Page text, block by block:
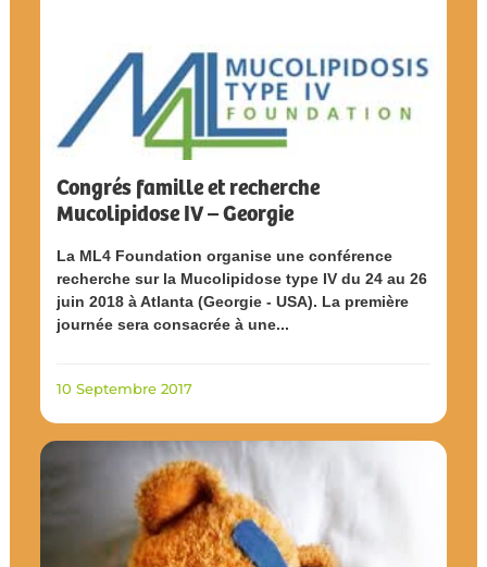
Congrés famille et recherche
Mucolipidose IV – Georgie
La ML4 Foundation organise une conférence
recherche sur la Mucolipidose type IV du 24 au 26
juin 2018 à Atlanta (Georgie - USA). La première
journée sera consacrée à une...
10 Septembre 2017